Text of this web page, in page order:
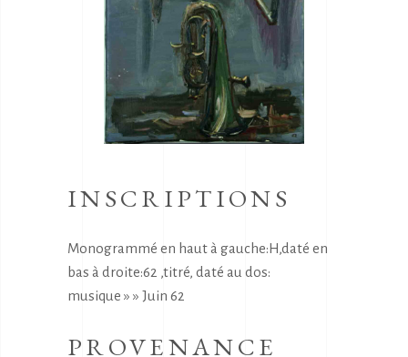
INSCRIPTIONS
Monogrammé en haut à gauche:H,daté en
bas à droite:62 ,titré, daté au dos:
musique » » Juin 62
PROVENANCE